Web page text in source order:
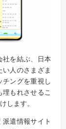
社を結ぶ、日本
人のさまざま
チングを重視し
もれさせるこ
します。
遣情報サイト